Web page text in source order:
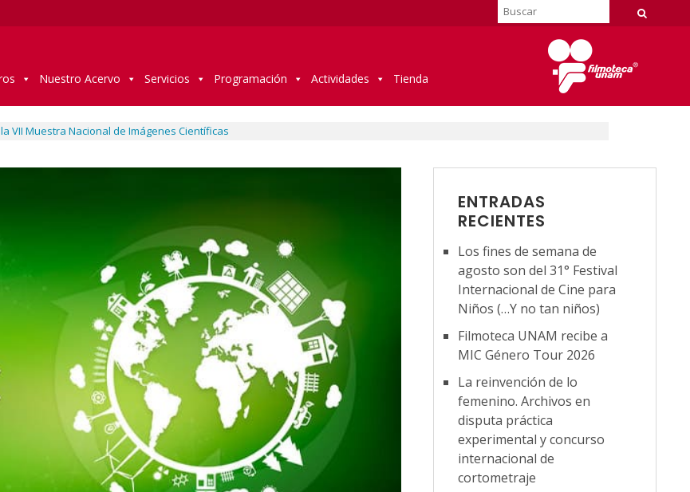
Nuestro Acervo Servicios Programación Actividades Tienda
VII Muestra Nacional de Imágenes Científicas
ENTRADAS
RECIENTES
Los fines de semana de
agosto son del 31° Festival
Internacional de Cine para
Niños (…Y no tan niños)
Filmoteca UNAM recibe a
MIC Género Tour 2026
La reinvención de lo
femenino. Archivos en
disputa práctica
experimental y concurso
internacional de
cortometraje